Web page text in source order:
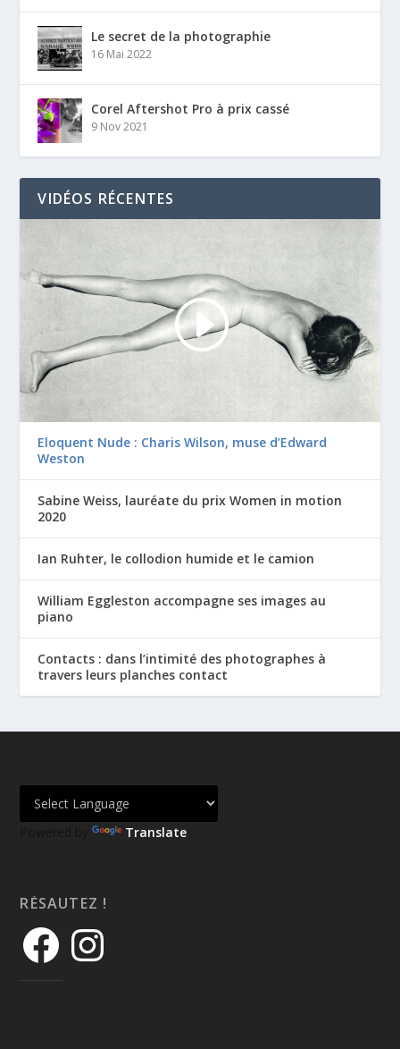
Le secret de la photographie
16 Mai 2022
Corel Aftershot Pro à prix cassé
9 Nov 2021
VIDÉOS RÉCENTES
Eloquent Nude : Charis Wilson, muse d’Edward
Weston
Sabine Weiss, lauréate du prix Women in motion
2020
Ian Ruhter, le collodion humide et le camion
William Eggleston accompagne ses images au
piano
Contacts : dans l’intimité des photographes à
travers leurs planches contact
Powered by Translate
RÉSAUTEZ !